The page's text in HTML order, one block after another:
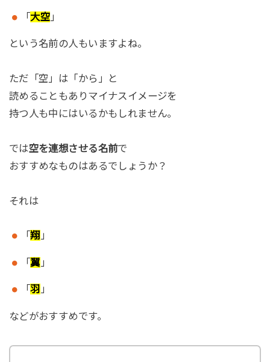
「大空 」
という名前の人もいますよね。
ただ「空」は「から」と
読めることもありマイナスイメージを
持つ人も中にはいるかもしれません。
では空を連想させる名前で
おすすめなものはあるでしょうか？
それは
「翔 」
「翼 」
「羽 」
などがおすすめです。